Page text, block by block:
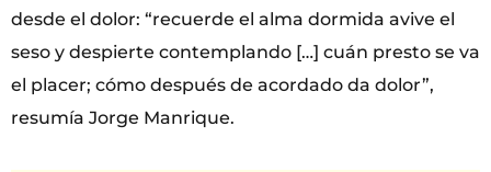
desde el dolor: “recuerde el alma dormida avive el
seso y despierte contemplando […] cuán presto se va
el placer; cómo después de acordado da dolor”,
resumía Jorge Manrique.